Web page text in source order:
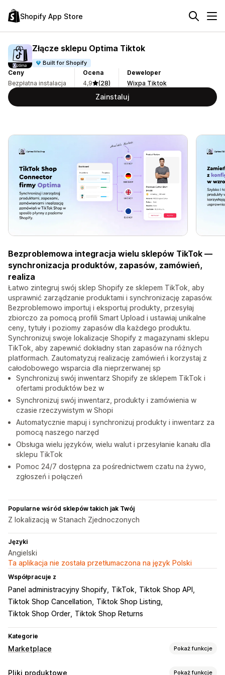
Shopify App Store
Złącze sklepu Optima Tiktok
Built for Shopify
Ceny
Bezpłatna instalacja
Ocena
4,9
(28)
Deweloper
Wixpa Tiktok
Zainstaluj
Bezproblemowa integracja wielu sklepów TikTok —
synchronizacja produktów, zapasów, zamówień,
realiza
Łatwo zintegruj swój sklep Shopify ze sklepem TikTok, aby
usprawnić zarządzanie produktami i synchronizację zapasów.
Bezproblemowo importuj i eksportuj produkty, przesyłaj
zbiorczo za pomocą profili Smart Upload i ustawiaj unikalne
ceny, tytuły i poziomy zapasów dla każdego produktu.
Synchronizuj swoje lokalizacje Shopify z magazynami sklepu
TikTok, aby zapewnić dokładny stan zapasów na różnych
platformach. Zautomatyzuj realizację zamówień i korzystaj z
całodobowego wsparcia dla nieprzerwanej sp
Synchronizuj swój inwentarz Shopify ze sklepem TikTok i
ofertami produktów bez w
Synchronizuj swój inwentarz, produkty i zamówienia w
czasie rzeczywistym w Shopi
Automatycznie mapuj i synchronizuj produkty i inwentarz za
pomocą naszego narzęd
Obsługa wielu języków, wielu walut i przesyłanie kanału dla
sklepu TikTok
Pomoc 24/7 dostępna za pośrednictwem czatu na żywo,
zgłoszeń i połączeń
Popularne wśród sklepów takich jak Twój
Z lokalizacją w Stanach Zjednoczonych
Języki
Angielski
Ta aplikacja nie została przetłumaczona na język Polski
Współpracuje z
Panel administracyjny Shopify TikTok Tiktok Shop API
Tiktok Shop Cancellation
Tiktok Shop Listing
Tiktok Shop Order Tiktok Shop Returns
Kategorie
Marketplace Pokaż funkcje
Zarządzanie ofertami
Pliki produktowe Pokaż funkcje